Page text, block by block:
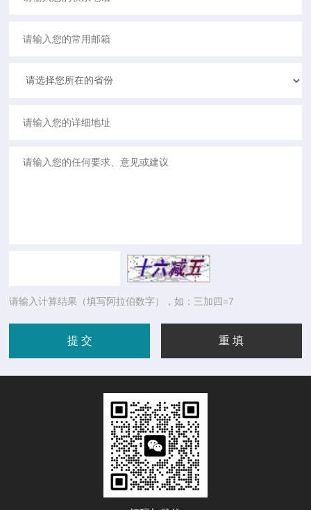
请输入计算结果（填写阿拉伯数字），如：三加四=7